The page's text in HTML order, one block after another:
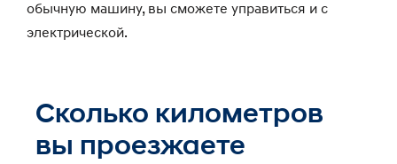
обычную машину, вы сможете управиться и с
электрической.
Сколько километров
вы проезжаете